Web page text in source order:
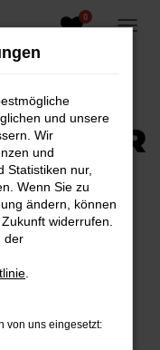
0
FÜR
EINE
DIE
und unsere
Wir
und
Statistiken nur,
Wenn Sie zu
ändern, können
widerrufen.
der
von uns eingesetzt: